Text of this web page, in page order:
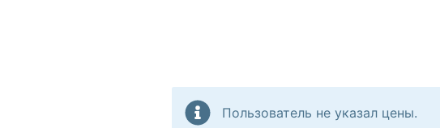
Пользователь не указал цены.